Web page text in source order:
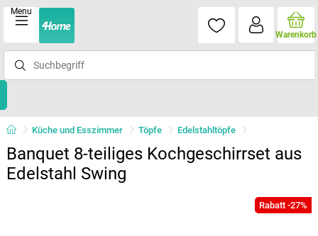
Menu
Warenkorb
Küche und Esszimmer Töpfe Edelstahltöpfe
Banquet 8-teiliges Kochgeschirrset aus
Edelstahl Swing
Rabatt -27%